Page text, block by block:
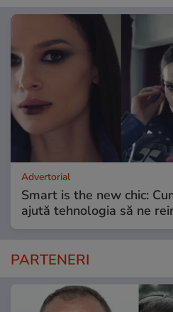
Advertorial
Smart is the new chic:
ajută tehnologia să ne
PARTENERI